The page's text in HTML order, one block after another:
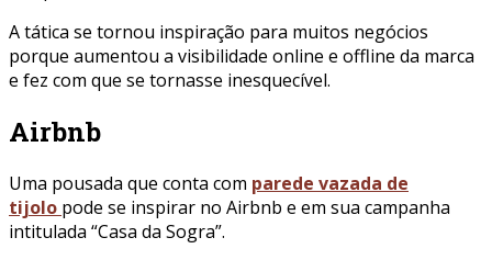
A tática se tornou inspiração para muitos negócios
porque aumentou a visibilidade online e offline da marca
e fez com que se tornasse inesquecível.
Airbnb
Uma pousada que conta com parede vazada de
tijolo pode se inspirar no Airbnb e em sua campanha
intitulada “Casa da Sogra”.